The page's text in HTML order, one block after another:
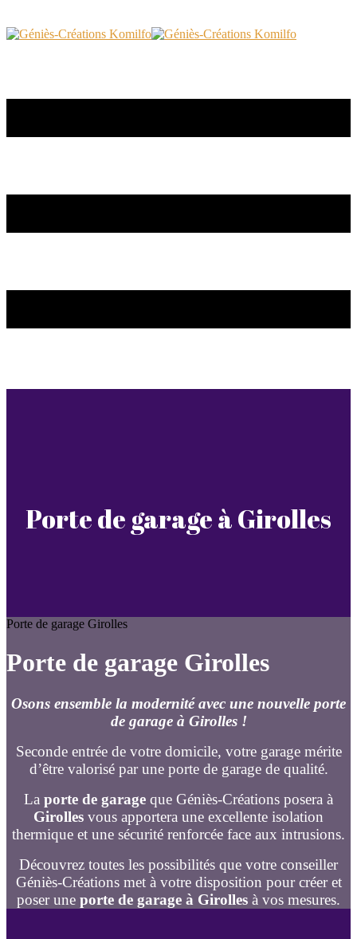
Porte de garage à Girolles
Porte de garage Girolles
Porte de garage Girolles
Osons ensemble la modernité avec une nouvelle porte
de garage à Girolles !
Seconde entrée de votre domicile, votre garage mérite
d’être valorisé par une porte de garage de qualité.
La porte de garage que Géniès-Créations posera à
Girolles vous apportera une excellente isolation
thermique et une sécurité renforcée face aux intrusions.
Découvrez toutes les possibilités que votre conseiller
Géniès-Créations met à votre disposition pour créer et
poser une porte de garage à Girolles à vos mesures.